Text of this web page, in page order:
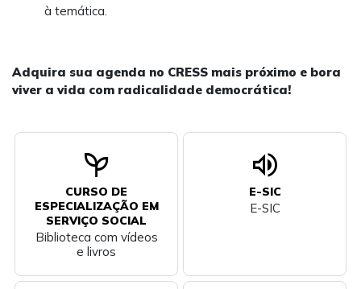
à temática.
Adquira sua agenda no CRESS mais próximo e bora
viver a vida com radicalidade democrática!
psychiatry
CURSO DE
ESPECIALIZAÇÃO EM
SERVIÇO SOCIAL
Biblioteca com vídeos
e livros
volume_up
E-SIC
E-SIC